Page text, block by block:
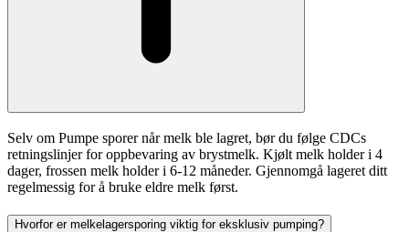
Selv om Pumpe sporer når melk ble lagret, bør du følge CDCs
retningslinjer for oppbevaring av brystmelk. Kjølt melk holder i 4
dager, frossen melk holder i 6-12 måneder. Gjennomgå lageret ditt
regelmessig for å bruke eldre melk først.
Hvorfor er melkelagersporing viktig for eksklusiv pumping?